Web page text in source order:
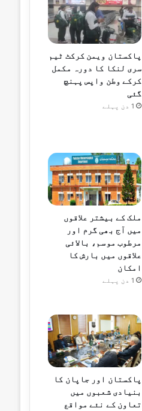
پاکستان ویمن کرکٹ ٹیم
سری لنکا کا دورہ مکمل
کرکے وطن واپس پہنچ
گئی
1 دن پہلے
ملک کے بیشتر علاقوں
میں آج بھی گرم اور
مرطوب موسم، بالائی
علاقوں میں بارش کا
امکان
1 دن پہلے
پاکستان اور جاپان کا
بنیادی شعبوں میں
تعاون کے نئے مواقع